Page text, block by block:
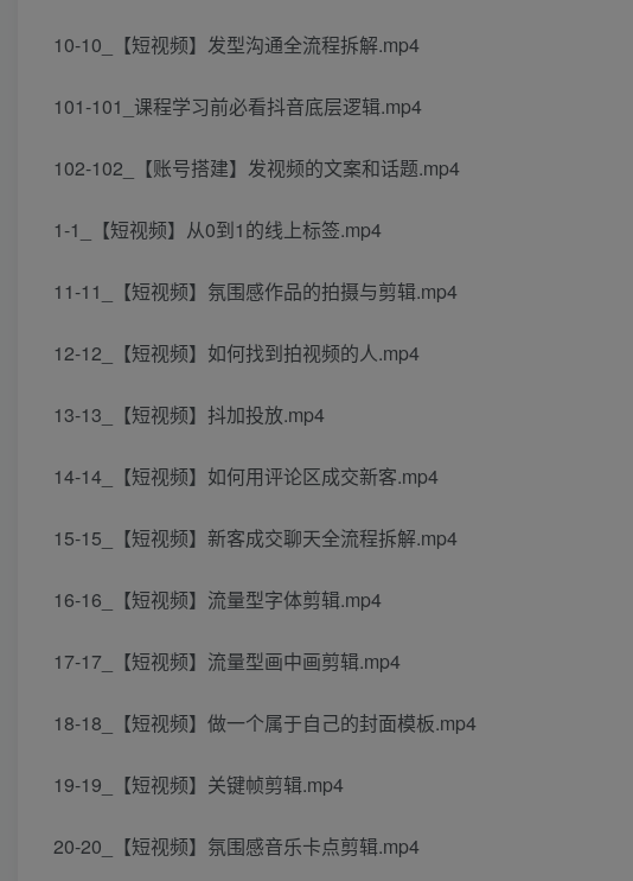
10-10_【短视频】发型沟通全流程拆解.mp4
101-101_课程学习前必看抖音底层逻辑.mp4
102-102_【账号搭建】发视频的文案和话题.mp4
1-1_【短视频】从0到1的线上标签.mp4
11-11_【短视频】氛围感作品的拍摄与剪辑.mp4
12-12_【短视频】如何找到拍视频的人.mp4
13-13_【短视频】抖加投放.mp4
14-14_【短视频】如何用评论区成交新客.mp4
15-15_【短视频】新客成交聊天全流程拆解.mp4
16-16_【短视频】流量型字体剪辑.mp4
17-17_【短视频】流量型画中画剪辑.mp4
18-18_【短视频】做一个属于自己的封面模板.mp4
19-19_【短视频】关键帧剪辑.mp4
20-20_【短视频】氛围感音乐卡点剪辑.mp4